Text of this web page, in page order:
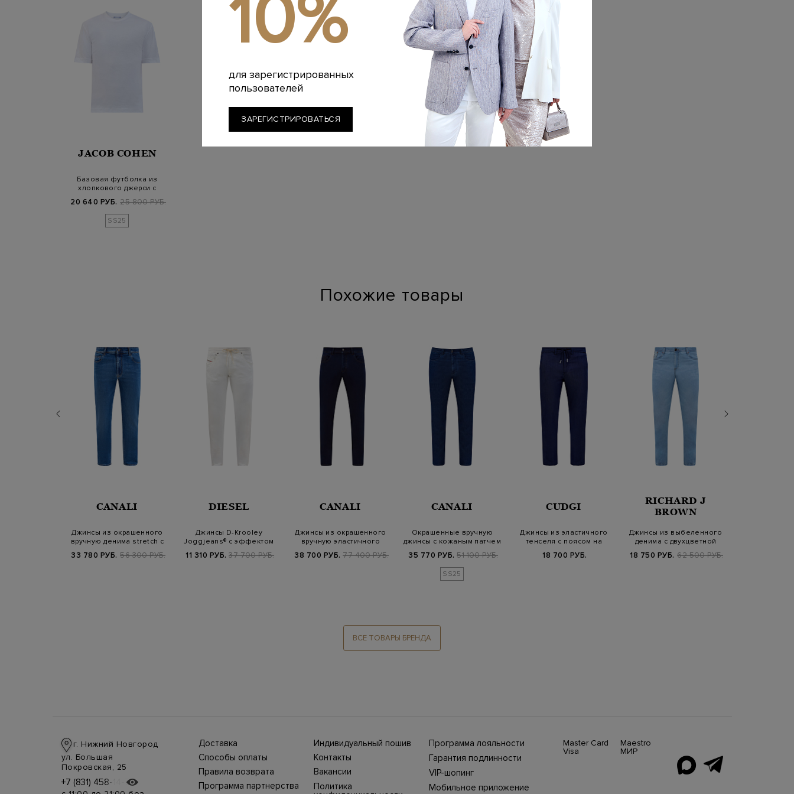
JACOB COHEN
Базовая футболка из
хлопкового джерси с
20 640 РУБ. 25 800 РУБ.
SS25
Похожие товары
CANALI
Джинсы из окрашенного
вручную денима stretch с
33 780 РУБ. 56 300 РУБ.
DIESEL
Джинсы D-Krooley
Joggjeans® с эффектом
11 310 РУБ. 37 700 РУБ.
CANALI
Джинсы из окрашенного
вручную эластичного
38 700 РУБ. 77 400 РУБ.
CANALI
Окрашенные вручную
джинсы с кожаным патчем
35 770 РУБ. 51 100 РУБ.
SS25
CUDGI
Джинсы из эластичного
тенселя с поясом на
18 700 РУБ.
RICHARD J
BROWN
Джинсы из выбеленного
денима с двухцветной
18 750 РУБ. 62 500 РУБ.
ВСЕ ТОВАРЫ БРЕНДА
г. Нижний Новгород
ул. Большая
Покровская, 25
+7 (831) 458-14-75
+7 (831) 458-14-75
Доставка
производится
курьерской службой
СДЭК, DHL при 100%
предоплате.
Способы оплаты
магазине
осуществляется
несколькими
Правила возврата
Интернет-магазин
позволяет вернуть
Программа партнерства
Индивидуальный пошив
Ежегодно в бутики
Stefano Ricci, Brioni,
Canali приезжают
представители Домов
моды, чтобы
Контакты
Большая Покровская,
25. Телефон интернет-
магазина 8 800 500
Вакансии
Политика
Программа лояльности
Гарантия подлинности
VIP-шопинг
Мобильное приложение
Master Card
Visa
Maestro
МИР
10%
для зарегистрированных
пользователей
ЗАРЕГИСТРИРОВАТЬСЯ